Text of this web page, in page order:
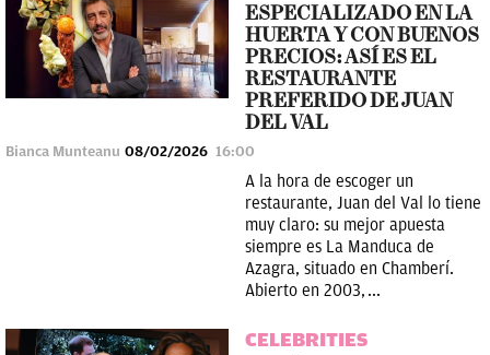
ESPECIALIZADO EN LA
HUERTA Y CON BUENOS
PRECIOS: ASÍ ES EL
RESTAURANTE
PREFERIDO DE JUAN
DEL VAL
Bianca Munteanu 08/02/2026 16:00
A la hora de escoger un
restaurante, Juan del Val lo tiene
muy claro: su mejor apuesta
siempre es La Manduca de
Azagra, situado en Chamberí.
Abierto en 2003, ...
CELEBRITIES